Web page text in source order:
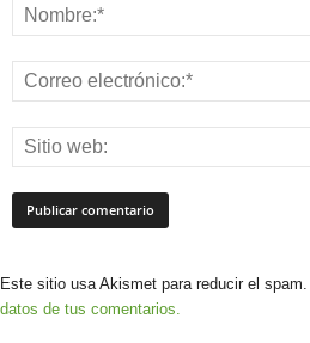
Este sitio usa Akismet para reducir el spam.
datos de tus comentarios.